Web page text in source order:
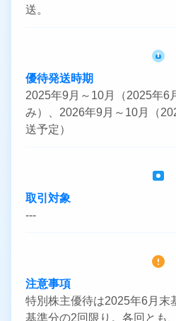
送。
優待発送時期
2025年9月～10月（2025年6
み）、2026年9月～10月（
送予定）
取引対象
---
注意事項
特別株主優待は2025年6月末
基準分の2回限り。各回とも